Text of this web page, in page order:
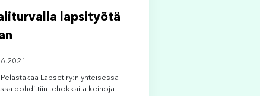
lapsityötä
Pelastakaa Lapset ry:n yhteisessä
pohdittiin tehokkaita keinoja